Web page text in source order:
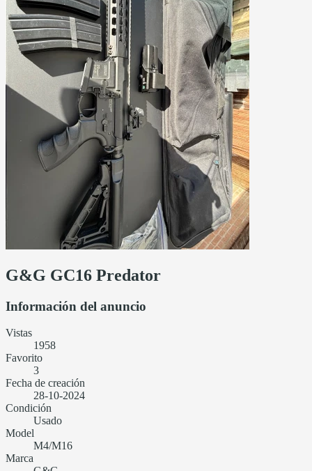
G&G GC16 Predator
Información del anuncio
Vistas
1958
Favorito
3
Fecha de creación
28-10-2024
Condición
Usado
Model
M4/M16
Marca